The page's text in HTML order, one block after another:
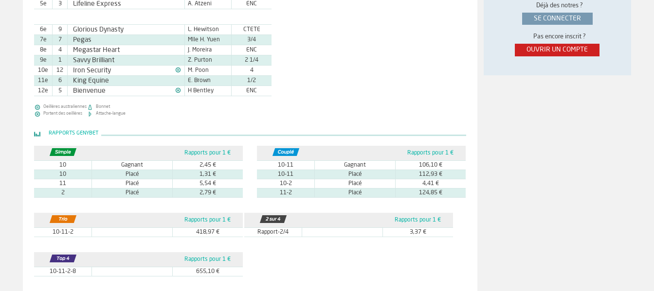
5e
3 Lifeline Express A. Atzeni ENC
6e 9 Glorious Dynasty L. Hewitson
CTETE
7e
7 Pegas Mlle H. Yuen
3/4
8e
4 Megastar Heart J. Moreira
ENC
9e
1 Savvy Brilliant Z. Purton
2 1/4
10e
12 Iron Security  M. Poon
4
11e
6 King Equine E. Brown
1/2
12e
5 Bienvenue  H Bentley ENC
 Oeillères australiennes
 Portent des oeillères
 Bonnet
 Attache-langue
RAPPORTS GENYBET
Rapports pour 1 €
10 Gagnant
2,45 €
10
Placé
1,31 €
11
Placé
5,54 €
2
Placé 2,79 €
Rapports pour 1 €
10-11 Gagnant
106,10 €
10-11
Placé
112,93 €
10-2
Placé
4,41 €
11-2
Placé 124,85 €
Rapports pour 1 €
10-11-2 418,97 €
Rapports pour 1 €
Rapport-2/4 3,37 €
Rapports pour 1 €
10-11-2-8 655,10 €
Déjà des notres ?
SE CONNECTER
Pas encore inscrit ?
OUVRIR UN COMPTE